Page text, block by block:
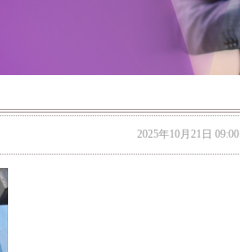
2025年10月21日 09:00